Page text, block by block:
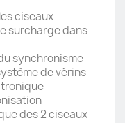
ciseaux
surcharge dans
synchronisme
de vérins
des 2 ciseaux